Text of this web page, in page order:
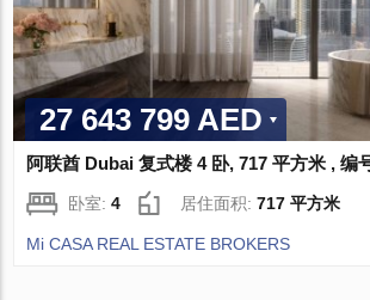
27 643 799 AED
阿联酋 Dubai 复式楼 4 卧, 717 平方米 , 编
卧室:4 居住面积:717 平方米
Mi CASA REAL ESTATE BROKERS